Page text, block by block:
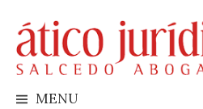
to
content
MENU